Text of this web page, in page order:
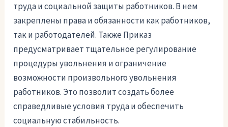
труда и социальной защиты работников. В нем
закреплены права и обязанности как работников,
так и работодателей. Также Приказ
предусматривает тщательное регулирование
процедуры увольнения и ограничение
возможности произвольного увольнения
работников. Это позволит создать более
справедливые условия труда и обеспечить
социальную стабильность.